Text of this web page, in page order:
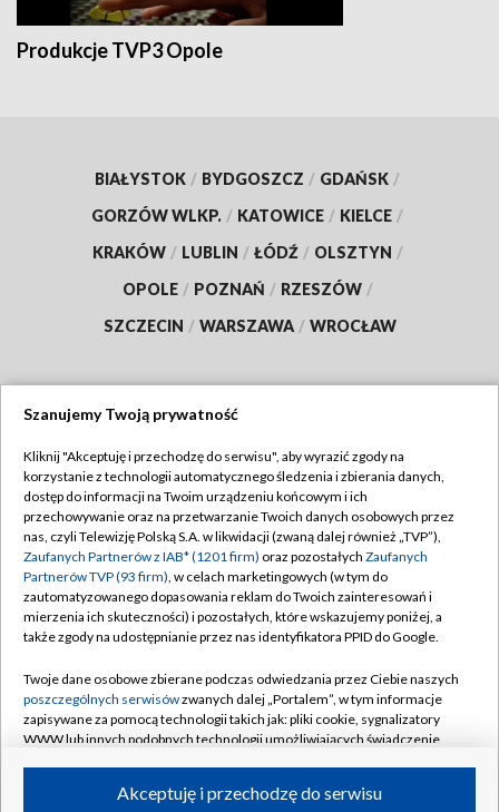
Produkcje TVP3 Opole
BIAŁYSTOK / BYDGOSZCZ / GDAŃSK /
GORZÓW WLKP. / KATOWICE / KIELCE /
KRAKÓW / LUBLIN / ŁÓDŹ / OLSZTYN /
OPOLE / POZNAŃ / RZESZÓW /
SZCZECIN / WARSZAWA / WROCŁAW
TVP
Abonament TVP
Emisja w TVP
Centrum informacji TVP
Naziemna Telewizja Cyfrowa
Rada Programowa
System NOS
Informacje o nadawcy
Program dla prasy
Regulamin TVP
Polityka prywatności
Moje zgody
Pomoc
Kontakt
Kanały
Szanujemy Twoją prywatność
Kliknij "Akceptuję i przechodzę do serwisu", aby wyrazić zgody na
korzystanie z technologii automatycznego śledzenia i zbierania danych,
dostęp do informacji na Twoim urządzeniu końcowym i ich
przechowywanie oraz na przetwarzanie Twoich danych osobowych przez
nas, czyli Telewizję Polską S.A. w likwidacji (zwaną dalej również „TVP”),
Zaufanych Partnerów z IAB* (1201 firm) oraz pozostałych Zaufanych
Partnerów TVP (93 firm), w celach marketingowych (w tym do
zautomatyzowanego dopasowania reklam do Twoich zainteresowań i
mierzenia ich skuteczności) i pozostałych, które wskazujemy poniżej, a
także zgody na udostępnianie przez nas identyfikatora PPID do Google.
Twoje dane osobowe zbierane podczas odwiedzania przez Ciebie naszych
poszczególnych serwisówzwanych dalej „Portalem”, w tym informacje
zapisywane za pomocą technologii takich jak: pliki cookie, sygnalizatory
WWW lub innych podobnych technologii umożliwiających świadczenie
ruchu w Internecie.Akceptuję i przechodzę do serwisu